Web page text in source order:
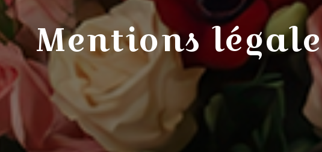
Mentions